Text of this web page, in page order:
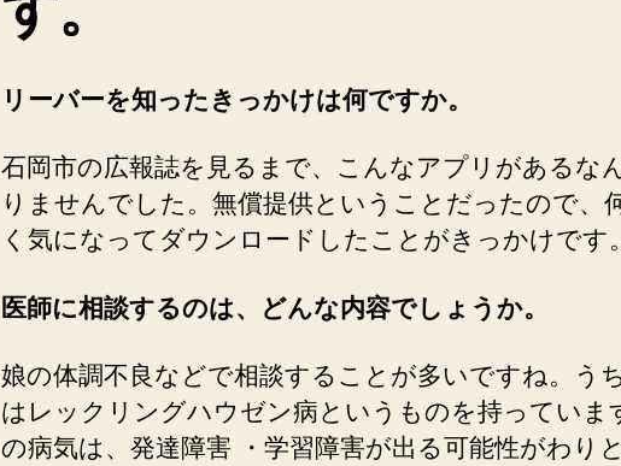
リーバーを知ったきっかけは何ですか。
石岡市の広報誌を見るまで、こんなアプリがあるな
りませんでした。無償提供ということだったので、
く気になってダウンロードしたことがきっかけです
医師に相談するのは、どんな内容でしょうか。
娘の体調不良などで相談することが多いですね。う
は レックリングハウゼン病というものを持っていま
の病気は、発達障害 ・学習障害が出る可能性がわり